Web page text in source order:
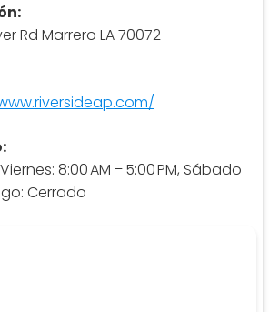
Rd Marrero LA 70072
8:00 AM – 5:00 PM, Sábado
Cerrado